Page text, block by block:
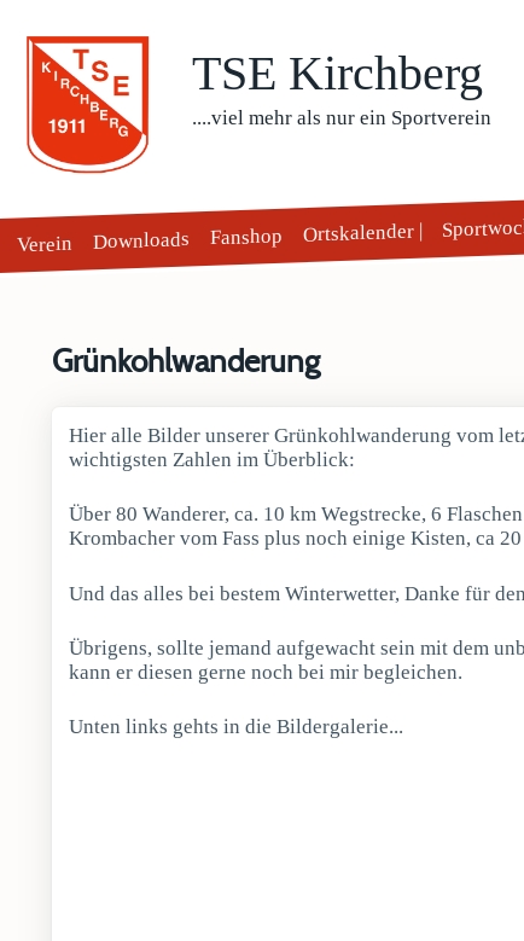
TSE Kirchberg
....viel mehr als nur ein Sportverein
Verein Downloads Fanshop Ortskalender |
Grünkohlwanderung
Hier alle Bilder unserer Grünkohlwanderung vom
wichtigsten Zahlen im Überblick:
Über 80 Wanderer, ca. 10 km Wegstrecke, 6
Krombacher vom Fass plus noch einige Kisten, ca
Und das alles bei bestem Winterwetter, Danke für
Übrigens, sollte jemand aufgewacht sein mit dem
kann er diesen gerne noch bei mir begleichen.
Unten links gehts in die Bildergalerie...